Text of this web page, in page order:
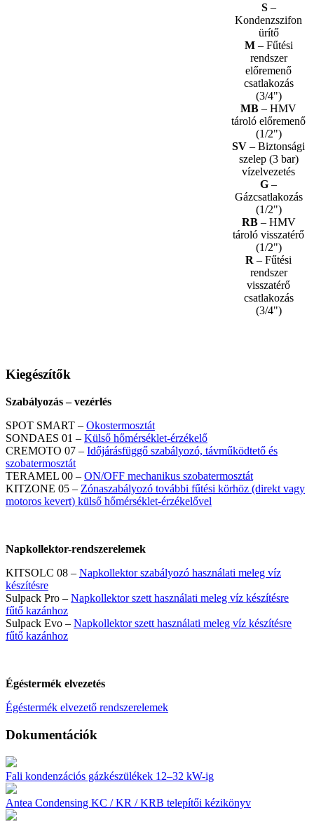
S–
Kondenzszifon
ürítő
M– Fűtési
rendszer
előremenő
csatlakozás
(3/4")
MB – HMV
tároló előremenő
(1/2")
SV – Biztonsági
szelep (3 bar)
vízelvezetés
G –
Gázcsatlakozás
(1/2")
RB– HMV
tároló visszatérő
(1/2")
R – Fűtési
rendszer
visszatérő
csatlakozás
(3/4")
Kiegészítők
Szabályozás – vezérlés
SPOT SMART – Okostermosztát
SONDAES 01 – Külső hőmérséklet-érzékelő
CREMOTO 07 – Időjárásfüggő szabályozó, távműködtető és
szobatermosztát
TERAMEL 00 – ON/OFF mechanikus szobatermosztát
KITZONE 05 – Zónaszabályozó további fűtési körhöz (direkt vagy
motoros kevert) külső hőmérséklet-érzékelővel
Napkollektor-rendszerelemek
KITSOLC 08 – Napkollektor szabályozó használati meleg víz
készítésre
Sulpack Pro – Napkollektor szett használati meleg víz készítésre
fűtő kazánhoz
Sulpack Evo – Napkollektor szett használati meleg víz készítésre
fűtő kazánhoz
Égéstermék elvezetés
Égéstermék elvezető rendszerelemek
Dokumentációk
Fali kondenzációs gázkészülékek 12–32 kW-ig
Antea Condensing KC / KR / KRB telepítői kézikönyv